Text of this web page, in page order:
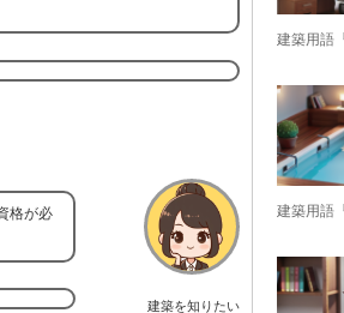
建築を知りたい
格が必
建築用語
建築用語